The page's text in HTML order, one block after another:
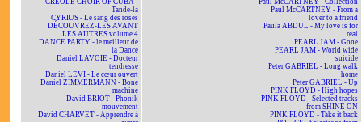
CRÉOLE CHOIR OF CUBA -
Tande-la
CYRIUS - Le sang des roses
DÉCOUVREZ-LES AVANT
LES AUTRES volume 4
DANCE PARTY - le meilleur de
la Dance
Daniel LAVOIE - Docteur
tendresse
Daniel LEVI - Le cœur ouvert
Daniel ZIMMERMANN - Bone
machine
David BRIOT - Phonik
mouvement
David CHARVET - Apprendre à
Paul McCARTNEY - Collection
Paul McCARTNEY - From a
lover to a friend
Paula ABDUL - My love is for
real
PEARL JAM - Gone
PEARL JAM - World wide
suicide
Peter GABRIEL - Long walk
home
Peter GABRIEL - Up
PINK FLOYD - High hopes
PINK FLOYD - Selected tracks
from SHINE ON
PINK FLOYD - Take it back